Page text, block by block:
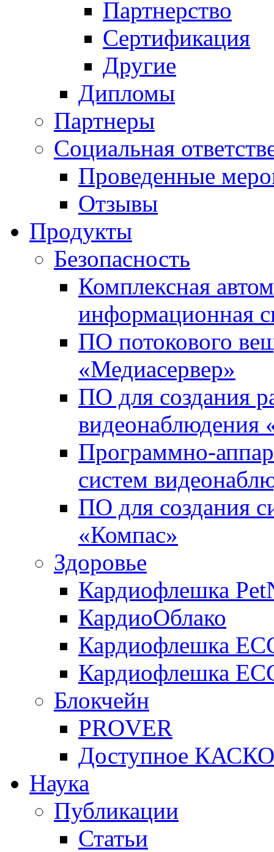
Партнерство
Сертификация
Другие
Дипломы
Партнеры
Социальная
Проведенные
Отзывы
Продукты
Безопасность
Комплексная
информационная
ПО потокового
«Медиасервер»
ПО для создания
видеонаблюдения
Программно-
систем
ПО для создания
«Компас»
Здоровье
Кардиофлешка
КардиоОблако
Кардиофлешка
Кардиофлешка
Блокчейн
PROVER
Доступное КАСКО
Наука
Публикации
Статьи